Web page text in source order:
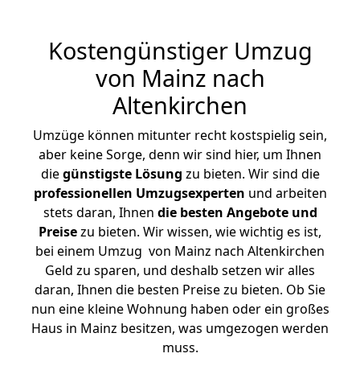
Kostengünstiger Umzug
von Mainz nach
Altenkirchen
Umzüge können mitunter recht kostspielig sein,
aber keine Sorge, denn wir sind hier, um Ihnen
diegünstigste Lösung zu bieten. Wir sind die
professionellen Umzugsexperten und arbeiten
stets daran, Ihnen die besten Angebote und
Preisezu bieten. Wir wissen, wie wichtig es ist,
bei einem Umzug von Mainz nach Altenkirchen
Geld zu sparen, und deshalb setzen wir alles
daran, Ihnen die besten Preise zu bieten. Ob Sie
nun eine kleine Wohnung haben oder ein großes
Haus in Mainz besitzen, was umgezogen werden
muss.